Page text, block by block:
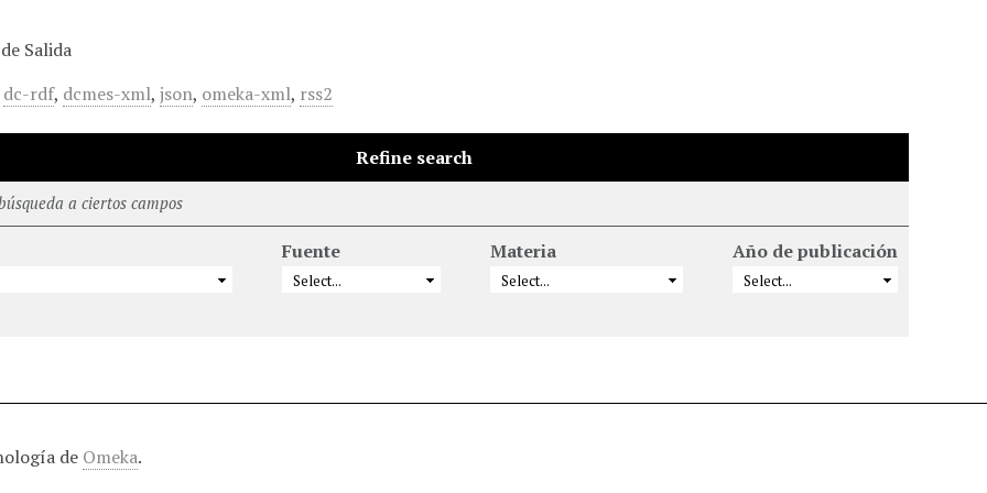
Salida
dc-rdf, dcmes-xml,json, omeka-xml, rss2
Refine search
a ciertos campos
Fuente Materia Año de publicación
de Omeka.